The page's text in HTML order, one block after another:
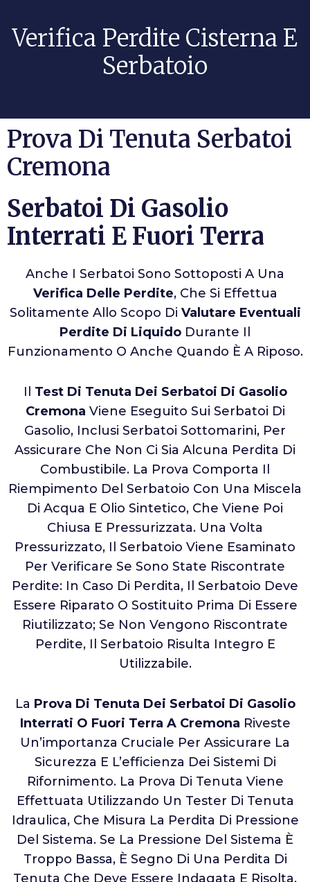
Verifica Perdite Cisterna E
Serbatoio
Prova Di Tenuta Serbatoi
Cremona
Serbatoi Di Gasolio
Interrati E Fuori Terra
Anche I Serbatoi Sono Sottoposti A Una
Verifica Delle Perdite, Che Si Effettua
Solitamente Allo Scopo Di Valutare Eventuali
Perdite Di Liquido Durante Il
Funzionamento O Anche Quando È A Riposo.
Il Test Di Tenuta Dei Serbatoi Di Gasolio
Cremona Viene Eseguito Sui Serbatoi Di
Gasolio, Inclusi Serbatoi Sottomarini, Per
Assicurare Che Non Ci Sia Alcuna Perdita Di
Combustibile. La Prova Comporta Il
Riempimento Del Serbatoio Con Una Miscela
Di Acqua E Olio Sintetico, Che Viene Poi
Chiusa E Pressurizzata. Una Volta
Pressurizzato, Il Serbatoio Viene Esaminato
Per Verificare Se Sono State Riscontrate
Perdite: In Caso Di Perdita, Il Serbatoio Deve
Essere Riparato O Sostituito Prima Di Essere
Riutilizzato; Se Non Vengono Riscontrate
Perdite, Il Serbatoio Risulta Integro E
Utilizzabile.
La Prova Di Tenuta Dei Serbatoi Di Gasolio
Interrati O Fuori Terra A Cremona Riveste
Un’importanza Cruciale Per Assicurare La
Sicurezza E L’efficienza Dei Sistemi Di
Rifornimento. La Prova Di Tenuta Viene
Effettuata Utilizzando Un Tester Di Tenuta
Idraulica, Che Misura La Perdita Di Pressione
Del Sistema. Se La Pressione Del Sistema È
Troppo Bassa, È Segno Di Una Perdita Di
Tenuta Che Deve Essere Indagata E Risolta.